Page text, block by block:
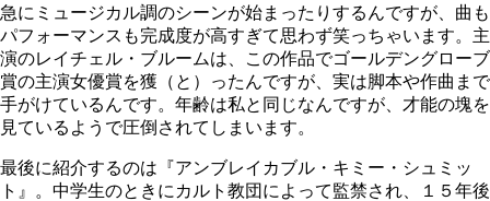
急にミュージカル調のシーンが始まったりするんですが、曲も
パフォーマンスも完成度が高すぎて思わず笑っちゃいます。主
演のレイチェル・ブルームは、この作品でゴールデングローブ
賞の主演女優賞を獲（と）ったんですが、実は脚本や作曲まで
手がけているんです。年齢は私と同じなんですが、才能の塊を
見ているようで圧倒されてしまいます。
最後に紹介するのは『アンブレイカブル・キミー・シュミッ
ト』。中学生のときにカルト教団によって監禁され、１５年後